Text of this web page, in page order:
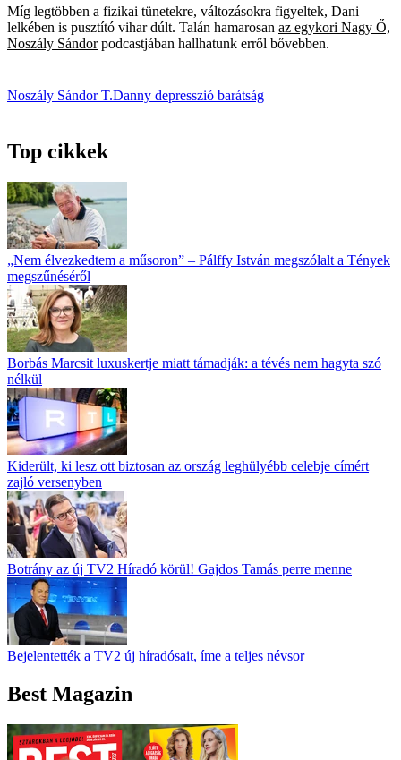
Míg legtöbben a fizikai tünetekre, változásokra figyeltek, Dani
lelkében is pusztító vihar dúlt. Talán hamarosan az egykori Nagy Ő,
Noszály Sándorpodcastjában hallhatunk erről bővebben.
Noszály SándorT.Danny depresszió barátság
Top cikkek
„Nem élvezkedtem a műsoron” – Pálffy István megszólalt a Tények
megszűnéséről
Borbás Marcsit luxuskertje miatt támadják: a tévés nem hagyta szó
nélkül
Kiderült, ki lesz ott biztosan az ország leghülyébb celebje címért
zajló versenyben
Botrány az új TV2 Híradó körül! Gajdos Tamás perre menne
Bejelentették a TV2 új híradósait, íme a teljes névsor
Best Magazin